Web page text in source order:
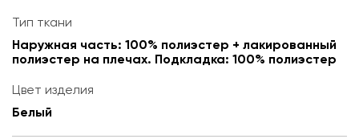
Тип ткани
Наружная часть: 100% полиэстер + лакированный
полиэстер на плечах. Подкладка: 100% полиэстер
Цвет изделия
Белый